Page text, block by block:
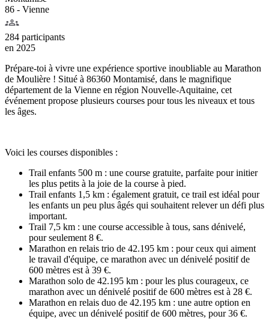
86 - Vienne
284 participants
en 2025
Prépare-toi à vivre une expérience sportive inoubliable au Marathon
de Moulière ! Situé à 86360 Montamisé, dans le magnifique
département de la Vienne en région Nouvelle-Aquitaine, cet
événement propose plusieurs courses pour tous les niveaux et tous
les âges.
Voici les courses disponibles :
Trail enfants 500 m : une course gratuite, parfaite pour initier
les plus petits à la joie de la course à pied.
Trail enfants 1,5 km : également gratuit, ce trail est idéal pour
les enfants un peu plus âgés qui souhaitent relever un défi plus
important.
Trail 7,5 km : une course accessible à tous, sans dénivelé,
pour seulement 8 €.
Marathon en relais trio de 42.195 km : pour ceux qui aiment
le travail d'équipe, ce marathon avec un dénivelé positif de
600 mètres est à 39 €.
Marathon solo de 42.195 km : pour les plus courageux, ce
marathon avec un dénivelé positif de 600 mètres est à 28 €.
Marathon en relais duo de 42.195 km : une autre option en
équipe, avec un dénivelé positif de 600 mètres, pour 36 €.